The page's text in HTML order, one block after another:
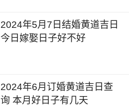
2024年5月7日结婚黄道吉日
今日嫁娶日子好不好
2024年6月订婚黄道吉日查
询 本月好日子有几天